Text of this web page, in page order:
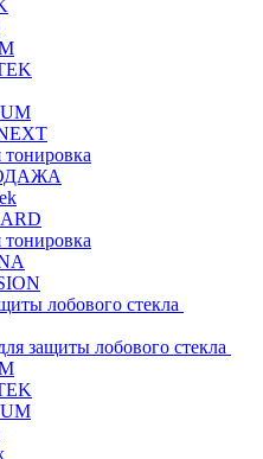
лобового стекла
защиты лобового стекла